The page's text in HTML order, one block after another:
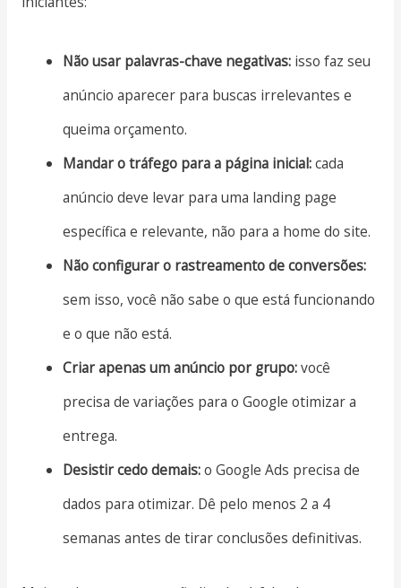
Não usar palavras-chave negativas: isso faz seu
anúncio aparecer para buscas irrelevantes e
queima orçamento.
Mandar o tráfego para a página inicial:cada
anúncio deve levar para uma landing page
específica e relevante, não para a home do site.
Não configurar o rastreamento de conversões:
sem isso, você não sabe o que está funcionando
e o que não está.
Criar apenas um anúncio por grupo:você
precisa de variações para o Google otimizar a
entrega.
Desistir cedo demais:o Google Ads precisa de
dados para otimizar. Dê pelo menos 2 a 4
semanas antes de tirar conclusões definitivas.